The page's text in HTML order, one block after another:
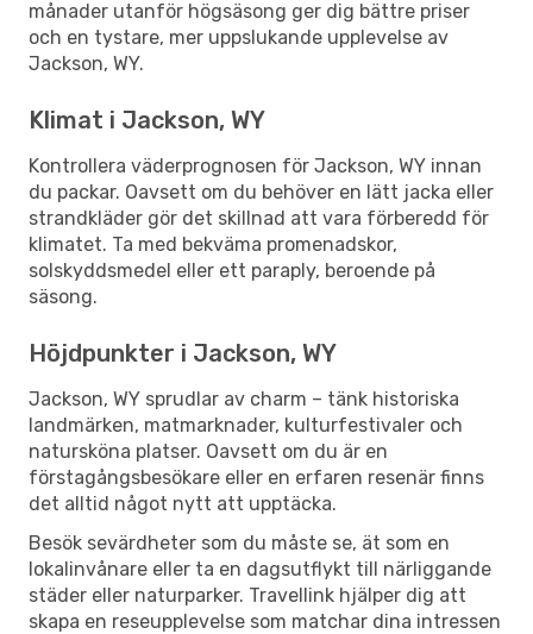
månader utanför högsäsong ger dig bättre priser
och en tystare, mer uppslukande upplevelse av
Jackson, WY.
Klimat i Jackson, WY
Kontrollera väderprognosen för Jackson, WY innan
du packar. Oavsett om du behöver en lätt jacka eller
strandkläder gör det skillnad att vara förberedd för
klimatet. Ta med bekväma promenadskor,
solskyddsmedel eller ett paraply, beroende på
säsong.
Höjdpunkter i Jackson, WY
Jackson, WY sprudlar av charm – tänk historiska
landmärken, matmarknader, kulturfestivaler och
natursköna platser. Oavsett om du är en
förstagångsbesökare eller en erfaren resenär finns
det alltid något nytt att upptäcka.
Besök sevärdheter som du måste se, ät som en
lokalinvånare eller ta en dagsutflykt till närliggande
städer eller naturparker. Travellink hjälper dig att
skapa en reseupplevelse som matchar dina intressen